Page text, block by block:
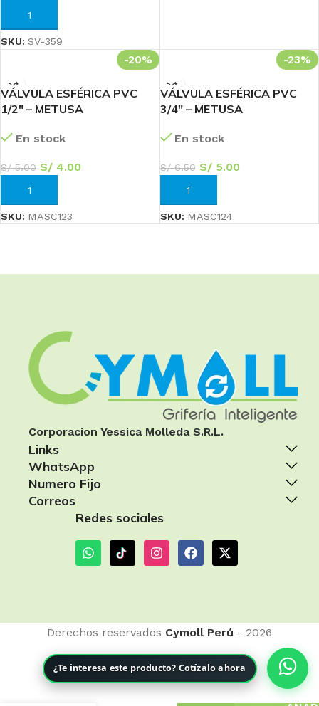
¿Te interesa este producto? Cotízalo ahora
AÑADIR AL CARRITO
SKU: SV-359
-20%
VÁLVULA ESFÉRICA PVC
1/2″ – METUSA
En stock
S/5.00 S/ 4.00
AÑADIR AL CARRITO
SKU: MASC123
-23%
VÁLVULA ESFÉRICA PVC
3/4″ – METUSA
En stock
S/6.50 S/5.00
AÑADIR AL CARRITO
SKU: MASC124
Corporacion Yessica Molleda S.R.L.
Links
WhatsApp
Numero Fijo
Correos
Redes sociales
Derechos reservados Cymoll Perú - 2026
CIM50 –
COMPUERTA